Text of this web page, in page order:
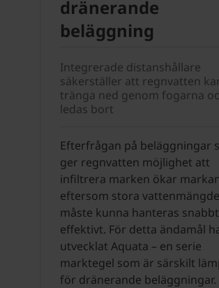
dränerande
beläggning
Integrerade distanshållare
säkerställer att regnvatten
tränga ned genom fogarna
ledas bort
Efterfrågan på beläggningar
ger regnvatten möjlighet att
infiltrera marken ökar
eftersom stora
måste kunna hanteras
effektivt. För detta ändamål
utvecklat Aquata – en serie
marktegel som är särskilt
för dränerande beläggningar.